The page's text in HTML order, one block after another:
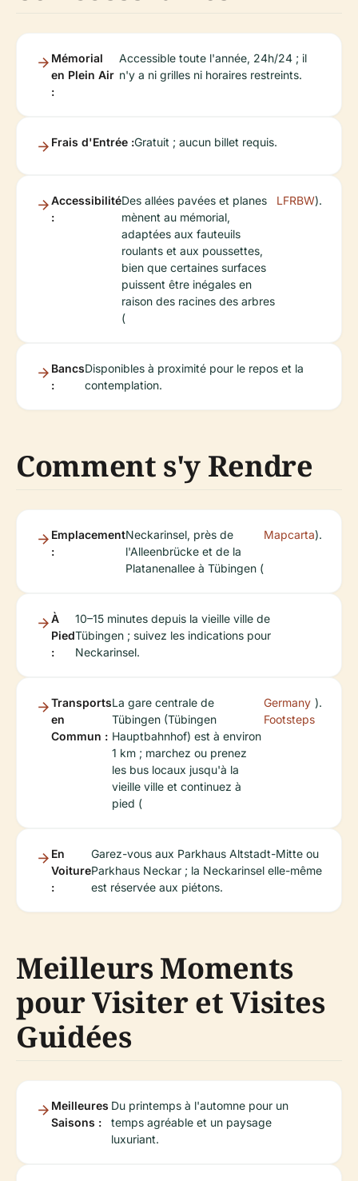
Mémorial
en Plein Air
:
Accessible toute l'année, 24h/24 ; il
n'y a ni grilles ni horaires restreints.
Frais d'Entrée :Gratuit ; aucun billet requis.
Accessibilité
:
Des allées pavées et planes
mènent au mémorial,
adaptées aux fauteuils
roulants et aux poussettes,
bien que certaines surfaces
puissent être inégales en
raison des racines des arbres
(
LFRBW).
Bancs
:
Disponibles à proximité pour le repos et la
contemplation.
Comment s'y Rendre
Emplacement
:
Neckarinsel, près de
l'Alleenbrücke et de la
Platanenallee à Tübingen (
Mapcarta).
À
Pied
:
10–15 minutes depuis la vieille ville de
Tübingen ; suivez les indications pour
Neckarinsel.
Transports
en
Commun :
La gare centrale de
Tübingen (Tübingen
Hauptbahnhof) est à environ
1 km ; marchez ou prenez
les bus locaux jusqu'à la
vieille ville et continuez à
pied (
Germany
Footsteps
).
En
Voiture
:
Garez-vous aux Parkhaus Altstadt-Mitte ou
Parkhaus Neckar ; la Neckarinsel elle-même
est réservée aux piétons.
Meilleurs Moments
pour Visiter et Visites
Guidées
Meilleures
Saisons :
Du printemps à l'automne pour un
temps agréable et un paysage
luxuriant.